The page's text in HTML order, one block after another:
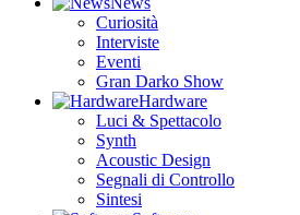
Curiosità
Interviste
Eventi
Gran Darko Show
Hardware
Luci & Spettacolo
Synth
Acoustic Design
Segnali di Controllo
Sintesi